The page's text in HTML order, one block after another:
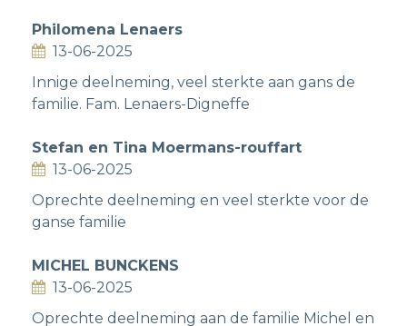
Philomena Lenaers
13-06-2025
Innige deelneming, veel sterkte aan gans de
familie. Fam. Lenaers-Digneffe
Stefan en Tina Moermans-rouffart
13-06-2025
Oprechte deelneming en veel sterkte voor de
ganse familie
MICHEL BUNCKENS
13-06-2025
Oprechte deelneming aan de familie Michel en